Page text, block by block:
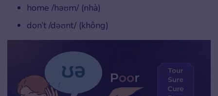
home /həʊm/ (nhà)
don’t /dəʊnt/ (không)